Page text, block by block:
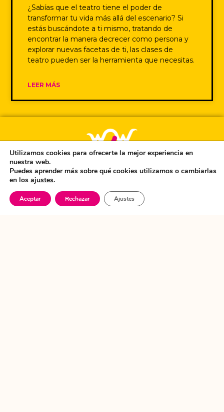
¿Sabías que el teatro tiene el poder de
transformar tu vida más allá del escenario? Si
estás buscándote a ti mismo, tratando de
encontrar la manera decrecer como persona y
explorar nuevas facetas de ti, las clases de
teatro pueden ser la herramienta que necesitas.
LEER MÁS
Únete a la Newsletter de Wow
Utilizamos cookies para ofrecerte la mejor experiencia en
nuestra web.
Puedes aprender más sobre qué cookies utilizamos o cambiarlas
en los ajustes.
Aceptar Rechazar Ajustes